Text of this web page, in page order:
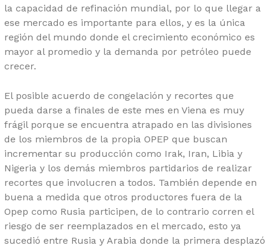
la capacidad de refinación mundial, por lo que llegar a
ese mercado es importante para ellos, y es la única
región del mundo donde el crecimiento económico es
mayor al promedio y la demanda por petróleo puede
crecer.
El posible acuerdo de congelación y recortes que
pueda darse a finales de este mes en Viena es muy
frágil porque se encuentra atrapado en las divisiones
de los miembros de la propia OPEP que buscan
incrementar su producción como Irak, Iran, Libia y
Nigeria y los demás miembros partidarios de realizar
recortes que involucren a todos. También depende en
buena a medida que otros productores fuera de la
Opep como Rusia participen, de lo contrario corren el
riesgo de ser reemplazados en el mercado, esto ya
sucedió entre Rusia y Arabia donde la primera desplazó